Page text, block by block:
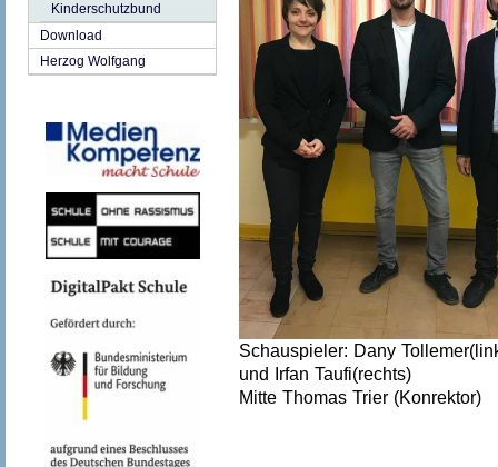
Kinderschutzbund
Download
Herzog Wolfgang
Schauspieler: Dany
und Irfan Taufi(rechts)
Mitte Thomas Trier (Konrektor)